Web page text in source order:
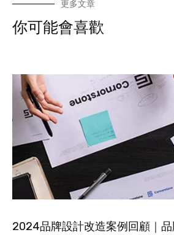
更多文章
你可能會喜歡
2024品牌設計改造案例回顧｜品